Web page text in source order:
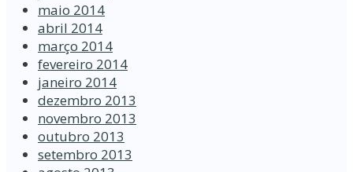
maio 2014
abril 2014
março 2014
fevereiro 2014
janeiro 2014
dezembro 2013
novembro 2013
outubro 2013
setembro 2013